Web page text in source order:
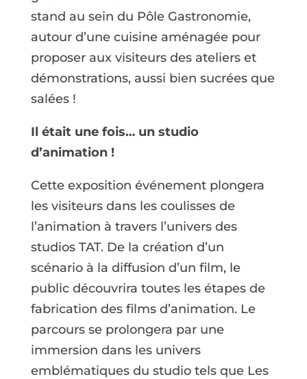
stand au sein du Pôle Gastronomie,
autour d’une cuisine aménagée pour
proposer aux visiteurs des ateliers et
démonstrations, aussi bien sucrées que
salées !
Il était une fois… un studio
d’animation !
Cette exposition événement plongera
les visiteurs dans les coulisses de
l’animation à travers l’univers des
studios TAT. De la création d’un
scénario à la diffusion d’un film, le
public découvrira toutes les étapes de
fabrication des films d’animation. Le
parcours se prolongera par une
immersion dans les univers
emblématiques du studio tels que Les